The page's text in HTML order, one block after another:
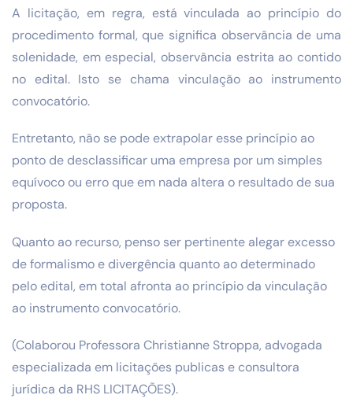
A licitação, em regra, está vinculada ao princípio do
procedimento formal, que significa observância de uma
solenidade, em especial, observância estrita ao contido
no edital. Isto se chama vinculação ao instrumento
convocatório.
Entretanto, não se pode extrapolar esse princípio ao
ponto de desclassificar uma empresa por um simples
equívoco ou erro que em nada altera o resultado de sua
proposta.
Quanto ao recurso, penso ser pertinente alegar excesso
de formalismo e divergência quanto ao determinado
pelo edital, em total afronta ao princípio da vinculação
ao instrumento convocatório.
(Colaborou Professora Christianne Stroppa, advogada
especializada em licitações publicas e consultora
jurídica da RHS LICITAÇÕES).